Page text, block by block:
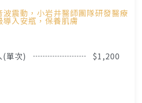
震動，小岩井醫師團隊研發醫療
導入安瓶，保養肌膚
(單次) $1,200